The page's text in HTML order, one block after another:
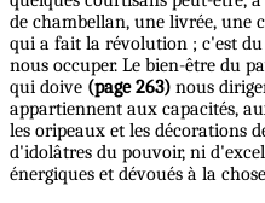
de chambellan, une livrée, une
qui a fait la révolution ; c'est du
nous occuper. Le bien-être du
qui doive (page 263) nous
appartiennent aux capacités,
les oripeaux et les décorations
d'idolâtres du pouvoir, ni
énergiques et dévoués à la